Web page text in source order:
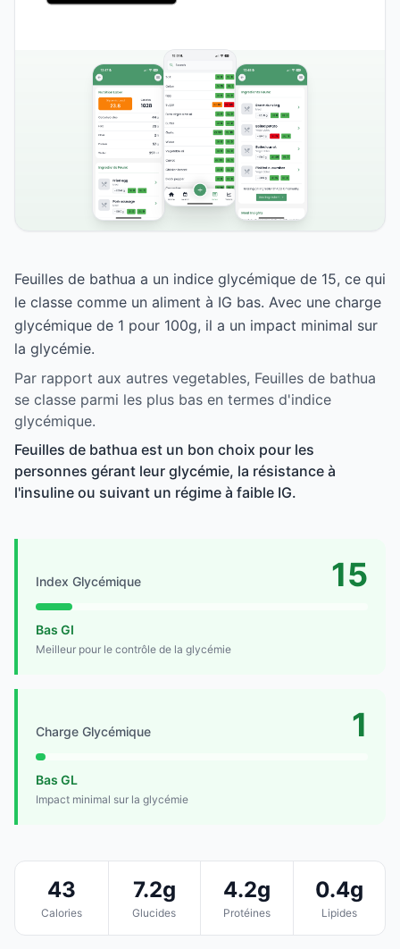
Feuilles de bathua a un indice glycémique de 15, ce qui
le classe comme un aliment à IG bas. Avec une charge
glycémique de 1 pour 100g, il a un impact minimal sur
la glycémie.
Par rapport aux autres vegetables, Feuilles de bathua
se classe parmi les plus bas en termes d'indice
glycémique.
Feuilles de bathua est un bon choix pour les
personnes gérant leur glycémie, la résistance à
l'insuline ou suivant un régime à faible IG.
Index Glycémique 15
Bas GI
Meilleur pour le contrôle de la glycémie
Charge Glycémique 1
Bas GL
Impact minimal sur la glycémie
43
Calories
7.2g
Glucides
4.2g
Protéines
0.4g
Lipides